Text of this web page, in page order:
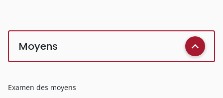
Moyens
Examen des moyens